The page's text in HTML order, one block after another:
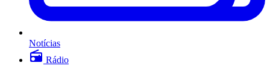
Notícias
Rádio